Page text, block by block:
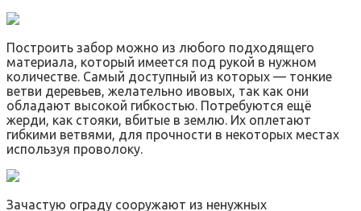
Построить забор можно из любого подходящего
материала, который имеется под рукой в нужном
количестве. Самый доступный из которых — тонкие
ветви деревьев, желательно ивовых, так как они
обладают высокой гибкостью. Потребуются ещё
жерди, как стояки, вбитые в землю. Их оплетают
гибкими ветвями, для прочности в некоторых местах
используя проволоку.
Зачастую ограду сооружают из ненужных